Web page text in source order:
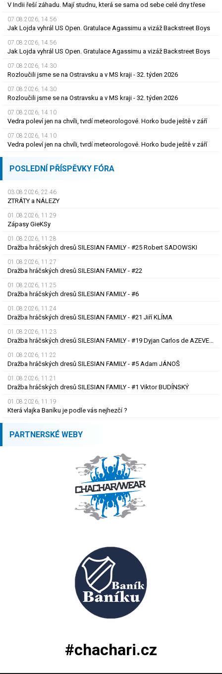
V Indii řeší záhadu. Mají studnu, která se sama od sebe celé dny třese
07.08.2026, 14.56
Jak Lojda vyhrál US Open. Gratulace Agassimu a vizáž Backstreet Boys
07.08.2026, 14.56
Jak Lojda vyhrál US Open. Gratulace Agassimu a vizáž Backstreet Boys
07.08.2026, 14.30
Rozloučili jsme se na Ostravsku a v MS kraji - 32. týden 2026
07.08.2026, 14.30
Rozloučili jsme se na Ostravsku a v MS kraji - 32. týden 2026
07.08.2026, 14.10
Vedra poleví jen na chvíli, tvrdí meteorologové. Horko bude ještě v září
07.08.2026, 14.10
Vedra poleví jen na chvíli, tvrdí meteorologové. Horko bude ještě v září
POSLEDNÍ PŘÍSPĚVKY FÓRA
03.08.2026, 22.46
ZTRÁTY a NÁLEZY
01.08.2026, 11.29
Zápasy GieKSy
01.08.2026, 11.28
Dražba hráčských dresů SILESIAN FAMILY - #25 Robert SADOWSKI
01.08.2026, 11.27
Dražba hráčských dresů SILESIAN FAMILY - #22
01.08.2026, 11.25
Dražba hráčských dresů SILESIAN FAMILY - #6
01.08.2026, 11.24
Dražba hráčských dresů SILESIAN FAMILY - #21 Jiří KLÍMA
01.08.2026, 11.23
Dražba hráčských dresů SILESIAN FAMILY - #19 Dyjan Carlos de AZEVEDO
01.08.2026, 11.22
Dražba hráčských dresů SILESIAN FAMILY - #5 Adam JÁNOŠ
01.08.2026, 11.21
Dražba hráčských dresů SILESIAN FAMILY - #1 Viktor BUDÍNSKÝ
01.08.2026, 11.19
Která vlajka Baníku je podle vás nejhezčí ?
PARTNERSKÉ WEBY
#chachari.cz